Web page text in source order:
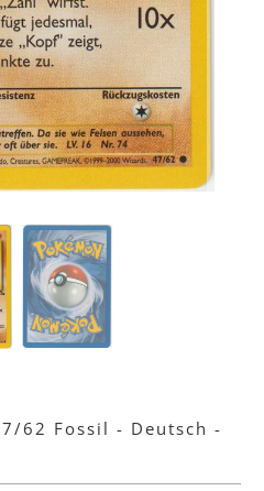
62 Fossil - Deutsch -